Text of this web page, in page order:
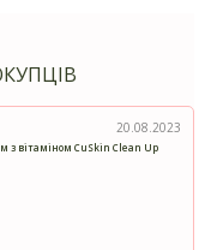
20.08.2023
з вітаміном CuSkin Clean Up